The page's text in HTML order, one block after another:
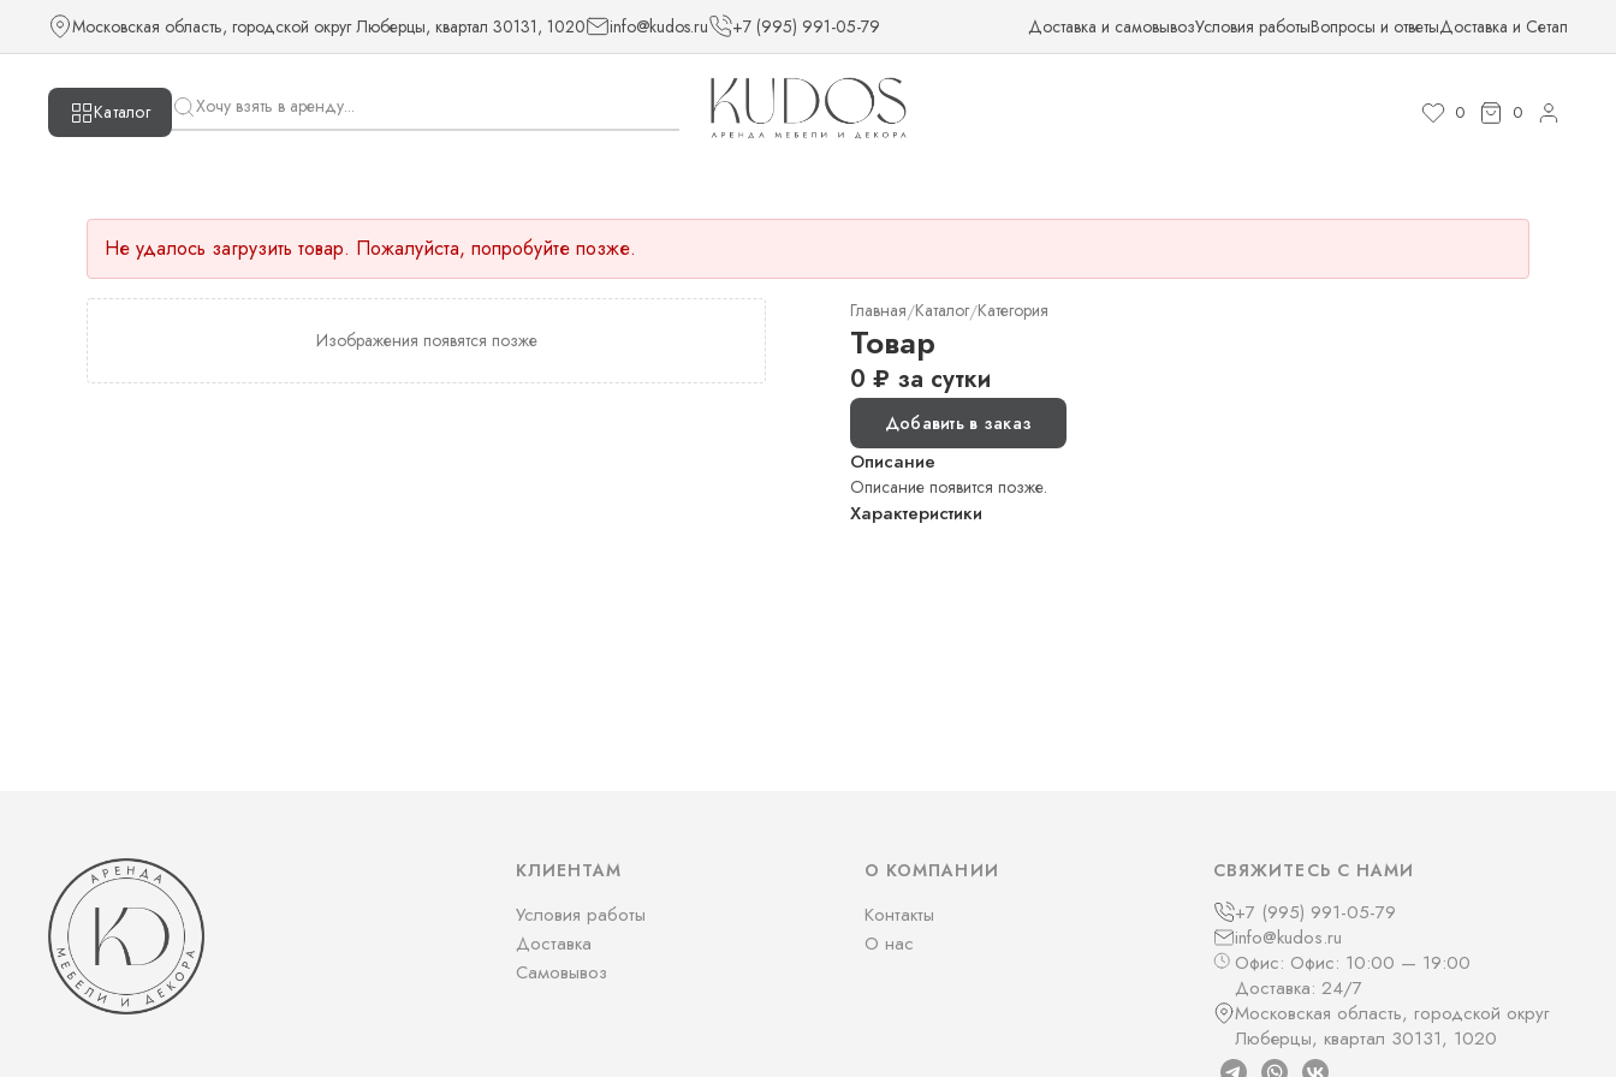
Московская область, городской округ Люберцы, квартал 30131, 1020 info@kudos.ru +7 (995) 991-05-79 Доставка и самовывозУсловия работыВопросы и ответыДоставка и Сетап
Каталог 0 0
Не удалось загрузить товар. Пожалуйста, попробуйте позже.
Изображения появятся позже
Главная/Каталог/Категория
Товар
0 ₽ за сутки
Добавить в заказ
Описание
Описание появится позже.
Характеристики
КЛИЕНТАМ
Условия работы
Доставка
Самовывоз
О КОМПАНИИ
Контакты
О нас
СВЯЖИТЕСЬ С НАМИ
+7 (995) 991-05-79
info@kudos.ru
Офис: Офис: 10:00 — 19:00
Доставка: 24/7
Московская область, городской округ
Люберцы, квартал 30131, 1020